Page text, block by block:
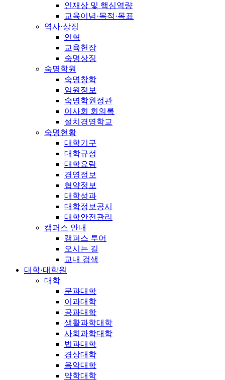
인재상 및 핵심역량
교육이념·목적·목표
역사·상징
연혁
교육헌장
숙명상징
숙명학원
숙명창학
임원정보
숙명학원정관
이사회 회의록
설치경영학교
숙명현황
대학기구
대학규정
대학요람
경영정보
협약정보
대학성과
대학정보공시
대학안전관리
캠퍼스 안내
캠퍼스 투어
오시는 길
교내 검색
대학·대학원
대학
문과대학
이과대학
공과대학
생활과학대학
사회과학대학
법과대학
경상대학
음악대학
약학대학